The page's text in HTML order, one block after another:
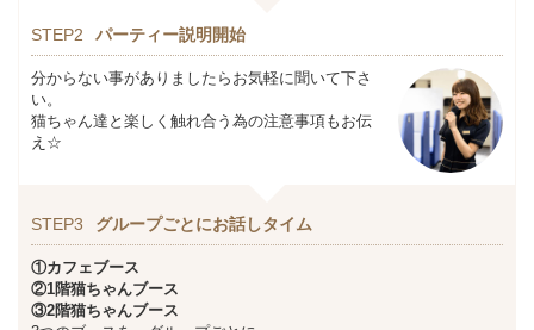
STEP2 パーティー説明開始
分からない事がありましたらお気軽に聞いて下さ
い。
猫ちゃん達と楽しく触れ合う為の注意事項もお伝
え☆
STEP3 グループごとにお話しタイム
①カフェブース
②1階猫ちゃんブース
③2階猫ちゃんブース